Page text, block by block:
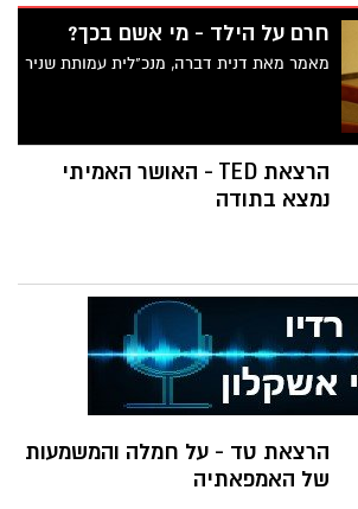
חרם על הילד - מי אשם בכך?
מאמר מאת דנית דברה, מנכ"לית עמותת שניר
הרצאת TED - האושר האמיתי
נמצא בתודה
הרצאת טד - על חמלה והמשמעות
של האמפאתיה